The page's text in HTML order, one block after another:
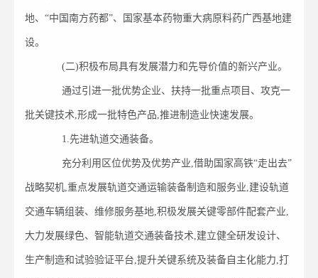
地、“中国南方药都”、国家基本药物重大病原料药广西基地建
设。
(二)积极布局具有发展潜力和先导价值的新兴产业。
通过引进一批优势企业、扶持一批重点项目、攻克一
批关键技术,形成一批特色产品,推进制造业快速发展。
1.先进轨道交通装备。
充分利用区位优势及优势产业,借助国家高铁“走出去”
战略契机,重点发展轨道交通运输装备制造和服务业,建设轨道
交通车辆组装、维修服务基地,积极发展关键零部件配套产业,
大力发展绿色、智能轨道交通装备技术,建立健全研发设计、
生产制造和试验验证平台,提升关键系统及装备自主化能力,打